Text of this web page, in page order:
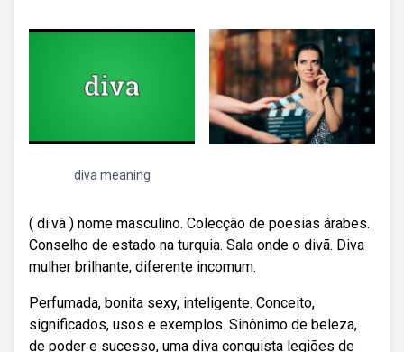
diva meaning
( di·vã ) nome masculino. Colecção de poesias árabes.
Conselho de estado na turquia. Sala onde o divã. Diva
mulher brilhante, diferente incomum.
Perfumada, bonita sexy, inteligente. Conceito,
significados, usos e exemplos. Sinônimo de beleza,
de poder e sucesso, uma diva conquista legiões de